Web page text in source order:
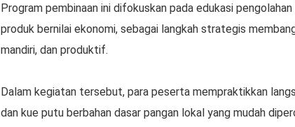
Program pembinaan ini difokuskan pada edukasi
produk bernilai ekonomi, sebagai langkah strategis
mandiri, dan produktif.
Dalam kegiatan tersebut, para peserta mempraktikkan
dan kue putu berbahan dasar pangan lokal yang mudah